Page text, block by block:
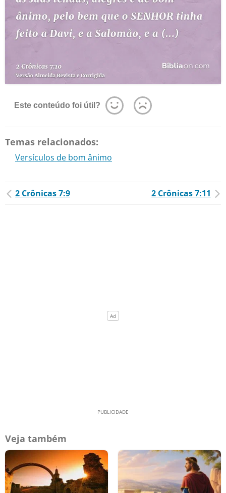
Este conteúdo foi útil?
Temas relacionados:
Versículos de bom ânimo
2 Crônicas 7:9 2 Crônicas 7:11
Veja também